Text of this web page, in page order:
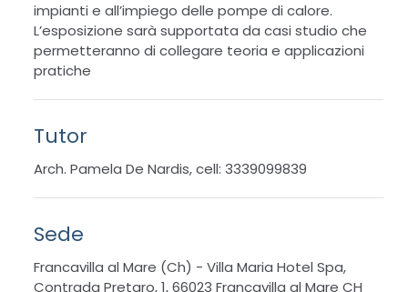
impianti e all’impiego delle pompe di calore.
L’esposizione sarà supportata da casi studio che
permetteranno di collegare teoria e applicazioni
pratiche
Tutor
Arch. Pamela De Nardis, cell: 3339099839
Sede
Francavilla al Mare (Ch) - Villa Maria Hotel Spa,
Contrada Pretaro, 1, 66023 Francavilla al Mare CH